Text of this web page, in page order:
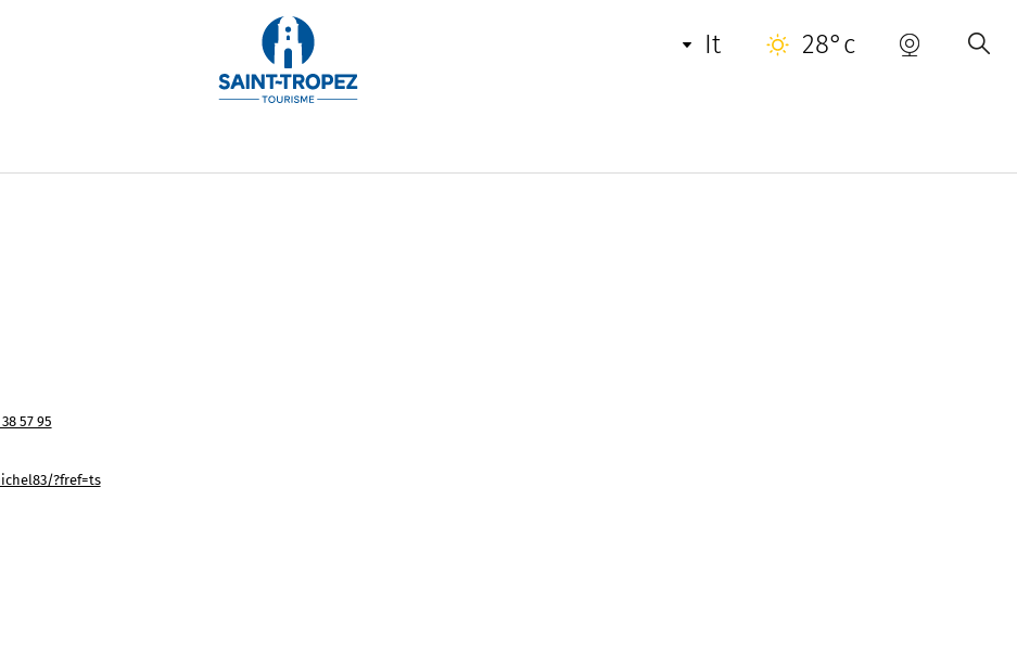
it 28°c
un'agenzia immobiliare specializzata in affitti per vacanze. Anche il reparto transazioni è presente in
38 57 95
?fref=ts